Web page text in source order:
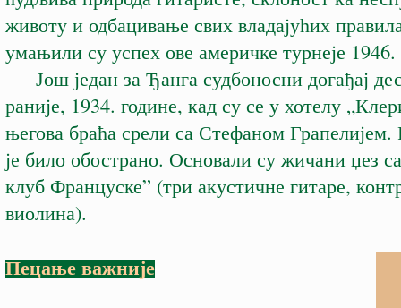
животу и одбацивање свих владајућих
умањили су успех ове америчке турнеје 1946.
Још један за Ђанга судбоносни догађај
раније, 1934. године, кад су се у хотелу
његова браћа срели са Стефаном Грапелијем.
је било обострано. Основали су жичани џез
клуб Француске” (три акустичне гитаре,
виолина).
Пецање важније